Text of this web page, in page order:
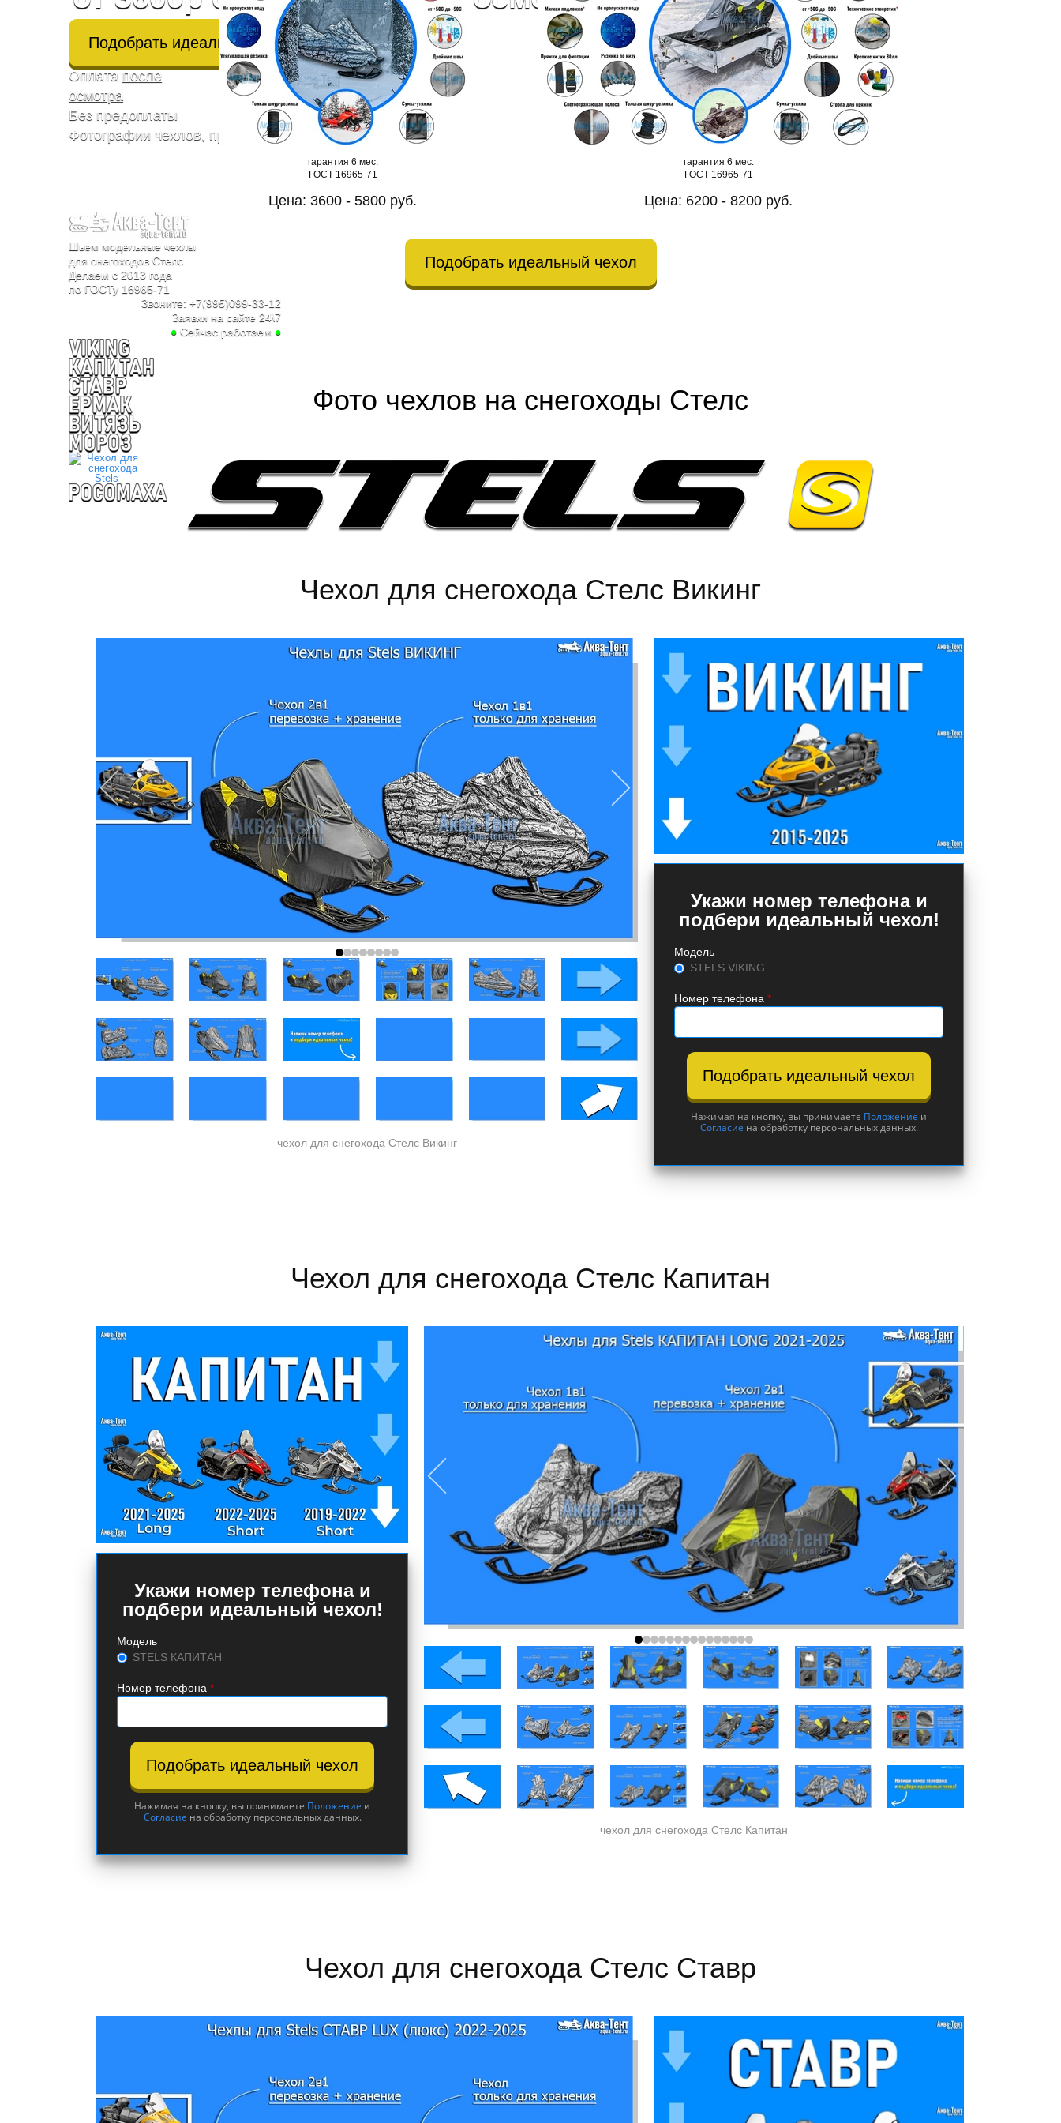
Подобрать идеальный чехол
Оплата после
осмотра
Без предоплаты
Фотографии чехлов, производства, от клиентов
Шьем модельные чехлы
для снегоходов Стелс
Делаем с 2013 года
по ГОСТу 16965-71
Звоните: +7(995)099-33-12
Заявки на сайте 24\7
● Сейчас работаем ●
гарантия 6 мес.
ГОСТ 16965-71
Цена: 3600 - 5800 руб.
гарантия 6 мес.
ГОСТ 16965-71
Цена: 6200 - 8200 руб.
Подобрать идеальный чехол
Фото чехлов на снегоходы Стелс
Чехол для снегохода Стелс Викинг
чехол для снегохода Стелс Викинг
Укажи номер телефона и
подбери идеальный чехол!
Модель
STELS VIKING
Номер телефона *
Подобрать идеальный чехол
Нажимая на кнопку, вы принимаете Положение и
Согласие на обработку персональных данных.
Чехол для снегохода Стелс Капитан
Укажи номер телефона и
подбери идеальный чехол!
Модель
STELS КАПИТАН
Номер телефона *
Подобрать идеальный чехол
Нажимая на кнопку, вы принимаете Положение и
Согласие на обработку персональных данных.
чехол для снегохода Стелс Капитан
Чехол для снегохода Стелс Ставр